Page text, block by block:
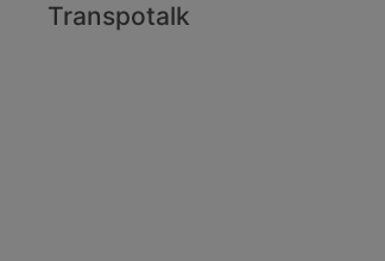
Transpotalk